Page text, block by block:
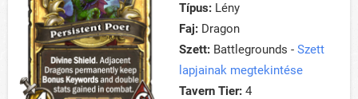
Típus: Lény
Faj: Dragon
Szett: Battlegrounds - Szett
lapjainak megtekintése
Tavern Tier: 4